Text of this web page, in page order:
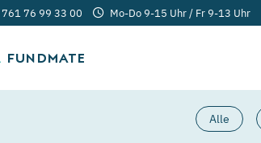
FUNDMATE
76 99 33 00 Mo-Do 9-15 Uhr / Fr 9-13 Uhr
Alle